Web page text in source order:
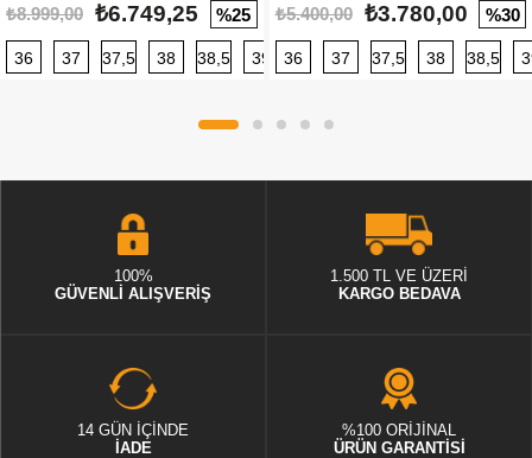
₺8.999,00 ₺6.749,25 %25
36 37 37,5 38 38,5 39 40 40,5 41 42 42,5
₺5.400,00 ₺3.780,00 %30
36 37 37,5 38 38,5
100%
GÜVENLİ ALIŞVERİŞ
1.500 TL VE ÜZERİ
KARGO BEDAVA
14 GÜN İÇİNDE
İADE
%100 ORİJİNAL
ÜRÜN GARANTİSİ